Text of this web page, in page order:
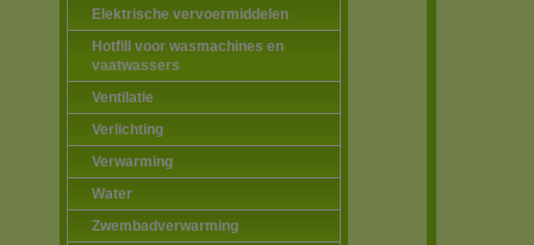
Elektrische vervoermiddelen
Hotfill voor wasmachines en
vaatwassers
Ventilatie
Verlichting
Verwarming
Water
Zwembadverwarming